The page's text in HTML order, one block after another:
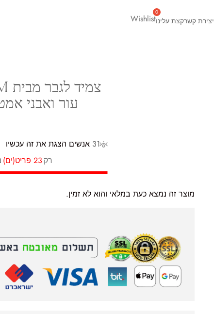
יצירת קשרקצת עלינוWishlist
עור ואבני
31 אנשים הצגת את זה עכשיו
רק 23 פריט(ים)
מוצר זה נמצא כעת במלאי והוא לא זמין.